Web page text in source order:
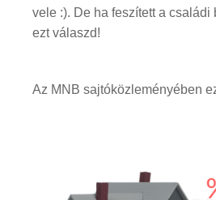
vele :). De ha feszített a családi
ezt válaszd!
Az MNB sajtóközleményében